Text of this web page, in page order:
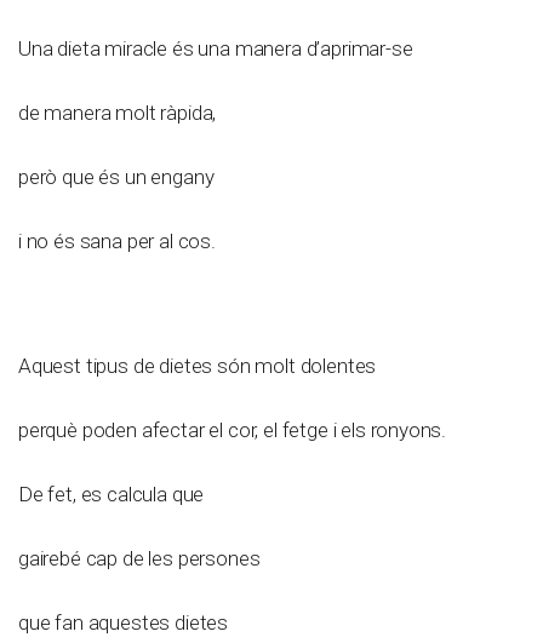
Una dieta miracle és una manera d’aprimar-se
de manera molt ràpida,
però que és un engany
i no és sana per al cos.
Aquest tipus de dietes són molt dolentes
perquè poden afectar el cor, el fetge i els ronyons.
De fet, es calcula que
gairebé cap de les persones
que fan aquestes dietes